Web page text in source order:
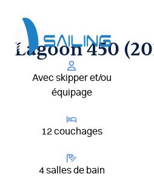
contenu
Lagoon 450
Avec skipper et/ou
équipage
12 couchages
4 salles de bain